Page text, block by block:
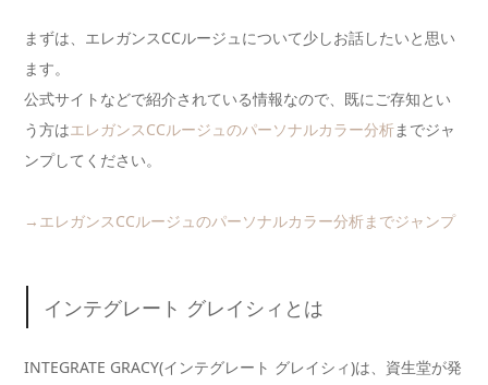
まずは、エレガンスCCルージュについて少しお話したいと思い
ます。
公式サイトなどで紹介されている情報なので、既にご存知とい
う方はエレガンスCCルージュのパーソナルカラー分析までジャ
ンプしてください。
→エレガンスCCルージュのパーソナルカラー分析までジャンプ
インテグレート グレイシィとは
INTEGRATE GRACY(インテグレート グレイシィ)は、資生堂が発